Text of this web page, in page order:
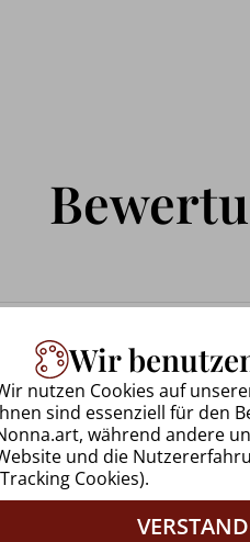
Uwe
28.09.2025 via Google
Wir
nutzen Cookies auf
sind essenziell für den
während andere
und die
Cookies).